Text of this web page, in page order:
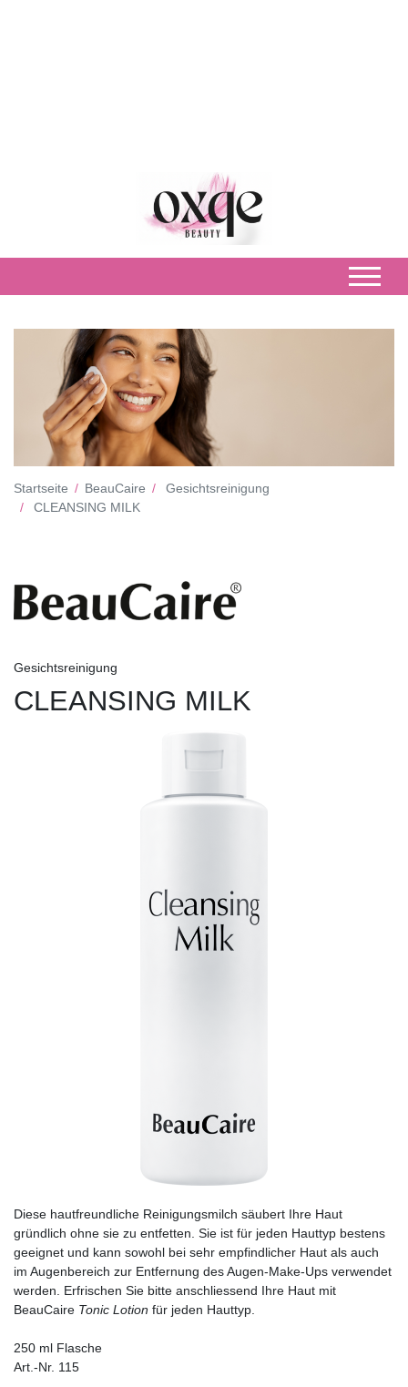
Startseite BeauCaire
Gesichtsreinigung
CLEANSING MILK
Gesichtsreinigung
CLEANSING MILK
Diese hautfreundliche Reinigungsmilch säubert Ihre Haut
gründlich ohne sie zu entfetten. Sie ist für jeden Hauttyp bestens
geeignet und kann sowohl bei sehr empfindlicher Haut als auch
im Augenbereich zur Entfernung des Augen-Make-Ups verwendet
werden. Erfrischen Sie bitte anschliessend Ihre Haut mit
BeauCaire Tonic Lotion für jeden Hauttyp.
250 ml Flasche
Art.-Nr. 115